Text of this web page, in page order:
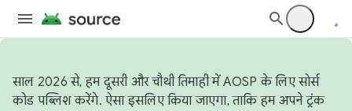
साल 2026 से, हम दूसरी और चौथी तिमाही में AOSP के लिए सोर्स
कोड पब्लिश करेंगे. ऐसा इसलिए किया जाएगा, ताकि हम अपने ट्रंक